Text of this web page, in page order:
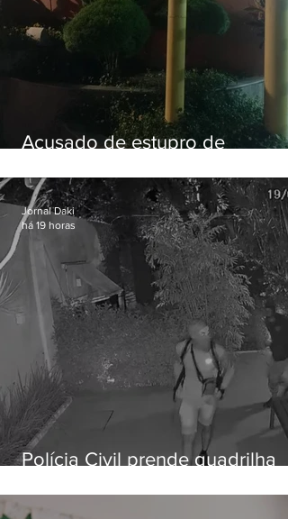
Acusado de estupro de
Polícia Civil prende quadrilha
residências de luxo no Rio
Jornal Daki
há 19 horas